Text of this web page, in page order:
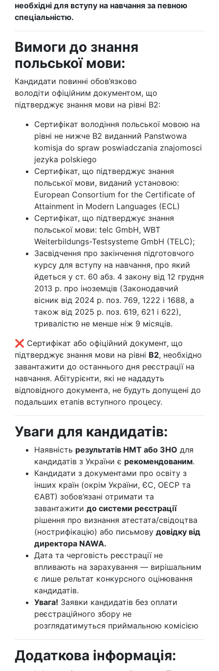
необхідні для вступу на навчання за певною
спеціальністю.
Вимоги до знання
польської мови:
Кандидати повинні обов’язково
володіти офіційним документом, що
підтверджує знання мови на рівні B2:
Сертифікат володіння польської мовою на
рівні не нижче В2 виданний Panstwowa
komisja do spraw poswiadczania znajomosci
jezyka polskiego
Сертифікат, що підтверджує знання
польської мови, виданий установою:
European Consortium for the Certificate of
Attainment in Modern Languages (ECL)
Сертифікат, що підтверджує знання
польської мови: telc GmbH, WBT
Weiterbildungs-Testsysteme GmbH (TELC);
Засвідчення про закінчення підготовчого
курсу для вступу на навчання, про який
йдеться у ст. 60 абз. 4 закону від 12 грудня
2013 р. про іноземців (Законодавчий
вісник від 2024 р. поз. 769, 1222 і 1688, а
також від 2025 р. поз. 619, 621 і 622),
тривалістю не менше ніж 9 місяців.
❌ Сертифікат або офіційний документ, що
підтверджує знання мови на рівні B2, необхідно
завантажити до останнього дня реєстрації на
навчання. Абітурієнти, які не нададуть
відповідного документа, не будуть допущені до
подальших етапів вступного процесу.
Уваги для кандидатів:
Наявність результатів НМТ або ЗНО для
кандидатів з України є рекомендованим.
Кандидати з документами про освіту з
інших країн (окрім України, ЄС, ОЕСР та
ЄАВТ) зобов’язані отримати та
завантажити до системи реєстрації
рішення про визнання атестата/свідоцтва
(нострифікацію) або письмову довідку від
директора NAWA.
Дата та черговість реєстрації не
впливають на зарахування — вирішальним
є лише рельтат конкурсного оцінювання
кандидатів.
Увага! Заявки кандидатів без оплати
реєстраційного збору не
розглядатимуться приймальною комісією
Додаткова інформація: